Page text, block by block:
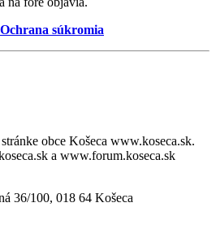
Ochrana súkromia
obce Košeca www.koseca.sk.
a www.forum.koseca.sk
36/100, 018 64 Košeca